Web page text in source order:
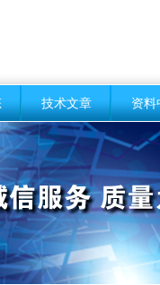
技术文章 资料